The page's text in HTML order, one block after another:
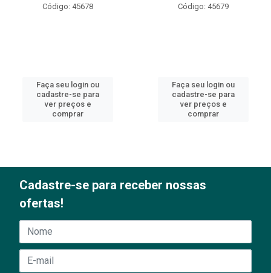
Código: 45678
Faça seu login ou
cadastre-se para
ver preços e
comprar
Código: 45679
Faça seu login ou
cadastre-se para
ver preços e
comprar
Cadastre-se para receber nossas
ofertas!